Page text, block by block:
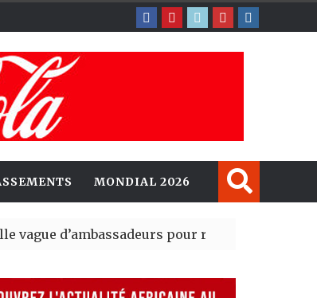
MONDIAL 2026
pour renforcer la présence